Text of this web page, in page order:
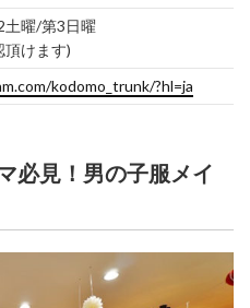
曜/第3日曜
けます)
kodomo_trunk/?hl=ja
必見！男の子服メイ